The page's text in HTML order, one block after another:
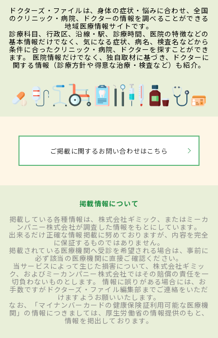
ドクターズ・ファイルは、身体の症状・悩みに合わせ、全国
のクリニック・病院、ドクターの情報を調べることができる
地域医療情報サイトです。
診療科目、行政区、沿線・駅、診療時間、医院の特徴などの
基本情報だけでなく、気になる症状、病名、検査名などから
条件に合ったクリニック・病院、ドクターを探すことができ
ます。 医院情報だけでなく、独自取材に基づき、ドクターに
関する情報（診療方針や得意な治療・検査など）も紹介。
ご掲載に関するお問い合わせはこちら
掲載情報について
掲載している各種情報は、株式会社ギミック、またはミーカ
ンパニー株式会社が調査した情報をもとにしています。
出来るだけ正確な情報掲載に努めておりますが、内容を完全
に保証するものではありません。
掲載されている医療機関へ受診を希望される場合は、事前に
必ず該当の医療機関に直接ご確認ください。
当サービスによって生じた損害について、株式会社ギミッ
ク、およびミーカンパニー株式会社ではその賠償の責任を一
切負わないものとします。 情報に誤りがある場合には、お
手数ですがドクターズ・ファイル編集部までご連絡をいただ
けますようお願いいたします。
なお、「マイナンバーカードの健康保険証利用可能な医療機
関」の情報につきましては、厚生労働省の情報提供のもと、
情報を掲出しております。